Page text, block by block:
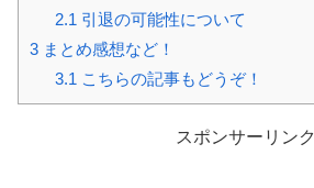
2.1 引退の可能性について
3 まとめ感想など！
3.1 こちらの記事もどうぞ！
スポンサーリンク